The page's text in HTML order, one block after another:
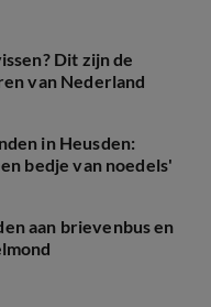
Dit zijn de
van Nederland
in Heusden:
bedje van noedels'
aan brievenbus en